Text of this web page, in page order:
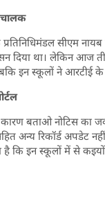
सीएम नायब
था। लेकिन आज तीन
इन स्कूलों ने आरटीई के
बताओ नोटिस का
रिकॉर्ड अपडेट नहीं
कि इन स्कूलों में से कइयों